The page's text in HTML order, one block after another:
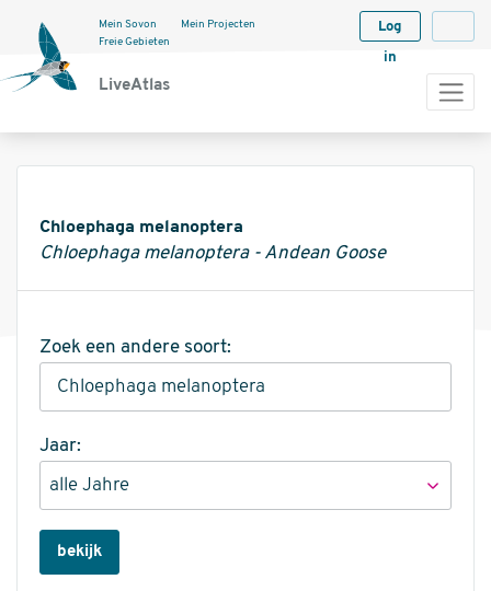
LiveAtlas
Mein Sovon
Mein Projecten
Freie Gebieten
Log
in
Chloephaga melanoptera
Chloephaga melanoptera - Andean Goose
Zoek een andere soort:
Jaar:
bekijk